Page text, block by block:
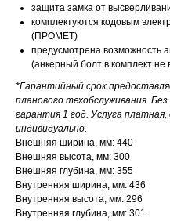
защита замка от
комплектуются кодовым
(ПРОМЕТ)
предусмотрена возможность
(анкерный болт в комплект не
*Гарантийный срок
планового техобслуживания.
гарантия 1 год. Услуга
индивидуально.
Внешняя ширина, мм: 440
Внешняя высота, мм: 300
Внешняя глубина, мм: 355
Внутренняя ширина, мм: 436
Внутренняя высота, мм: 296
Внутренняя глубина, мм: 301